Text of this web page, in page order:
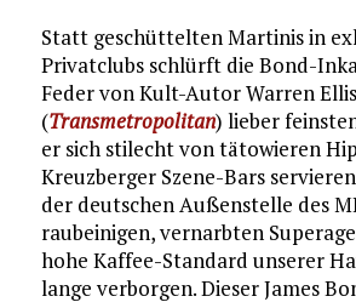
Statt geschüttelten Martinis in
Privatclubs schlürft die Bond-
Feder von Kult-Autor Warren Ellis
(Transmetropolitan) lieber
er sich stilecht von tätowieren
Kreuzberger Szene-Bars
der deutschen Außenstelle des
raubeinigen, vernarbten
hohe Kaffee-Standard unserer
lange verborgen. Dieser James